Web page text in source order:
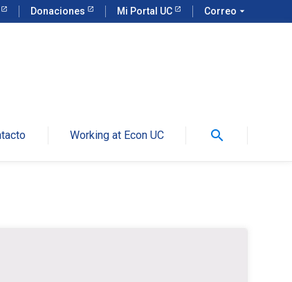
Donaciones Mi Portal UC Correo arrow_drop_down
Working at Econ UC search